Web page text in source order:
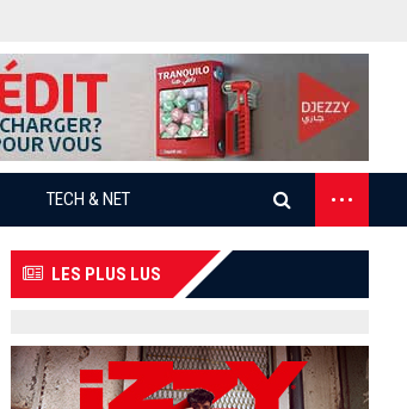
TECH & NET
...
LES PLUS LUS